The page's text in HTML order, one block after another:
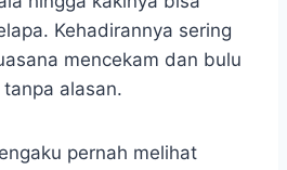
Kehadirannya sering
mencekam dan bulu
alasan.
pernah melihat